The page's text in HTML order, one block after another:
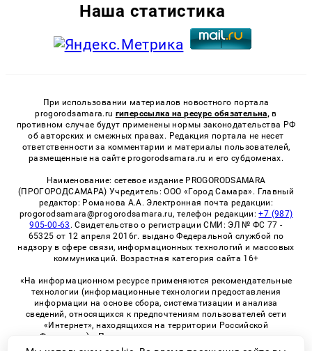
Наша статистика
При использовании материалов новостного портала
progorodsamara.ru гиперссылка на ресурс обязательна, в
противном случае будут применены нормы законодательства РФ
об авторских и смежных правах. Редакция портала не несет
ответственности за комментарии и материалы пользователей,
размещенные на сайте progorodsamara.ru и его субдоменах.
Наименование: сетевое издание PROGORODSAMARA
(ПРОГОРОДСАМАРА) Учредитель: ООО «Город Самара». Главный
редактор: Романова А.А. Электронная почта редакции:
progorodsamara@progorodsamara.ru, телефон редакции:+7 (987)
905-00-63 . Свидетельство о регистрации СМИ: ЭЛ № ФС 77 -
65325 от 12 апреля 2016г. выдано Федеральной службой по
надзору в сфере связи, информационных технологий и массовых
коммуникаций. Возрастная категория сайта 16+
«На информационном ресурсе применяются рекомендательные
технологии (информационные технологии предоставления
информации на основе сбора, систематизации и анализа
сведений, относящихся к предпочтениям пользователей сети
«Интернет», находящихся на территории Российской
Федерации)». Правила применения рекомендательных
технологий в виджетах рекламно-обменной сети
«СМИ2» (PDF)